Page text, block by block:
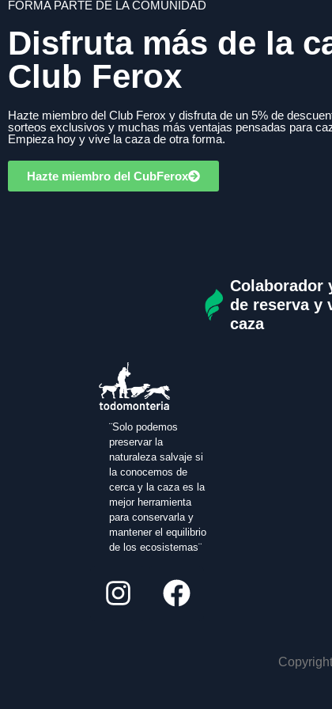
FORMA PARTE DE LA COMUNIDAD
Disfruta más de la
Club Ferox
Hazte miembro del Club Ferox y disfruta de un 5% de
sorteos exclusivos y muchas más ventajas pensadas para
Empieza hoy y vive la caza de otra forma.
Hazte miembro del CubFerox
Colaborador
de reserva y
caza
¨Solo podemos
preservar la
naturaleza salvaje si
la conocemos de
cerca y la caza es la
mejor herramienta
para conservarla y
mantener el equilibrio
de los ecosistemas¨